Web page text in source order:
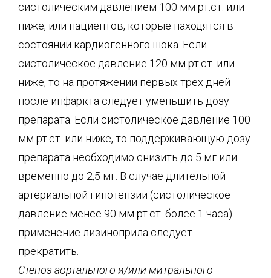
систолическим давлением 100 мм рт.ст. или
ниже, или пациентов, которые находятся в
состоянии кардиогенного шока. Если
систолическое давление 120 мм рт.ст. или
ниже, то на протяжении первых трех дней
после инфаркта следует уменьшить дозу
препарата. Если систолическое давление 100
мм рт.ст. или ниже, то поддерживающую дозу
препарата необходимо снизить до 5 мг или
временно до 2,5 мг. В случае длительной
артериальной гипотензии (систолическое
давление менее 90 мм рт.ст. более 1 часа)
применение лизиноприла следует
прекратить.
Стеноз аортального и/или митрального